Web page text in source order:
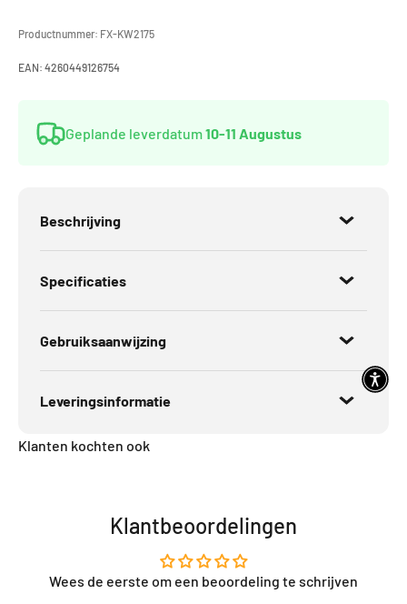
Productnummer: FX-KW2175
EAN: 4260449126754
Geplande leverdatum10-11 Augustus
Beschrijving
Specificaties
Gebruiksaanwijzing
Leveringsinformatie
Klanten kochten ook
Klantbeoordelingen
Wees de eerste om een beoordeling te schrijven